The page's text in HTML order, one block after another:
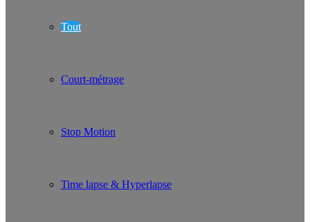
Tout
Court-métrage
Stop Motion
Time lapse & Hyperlapse